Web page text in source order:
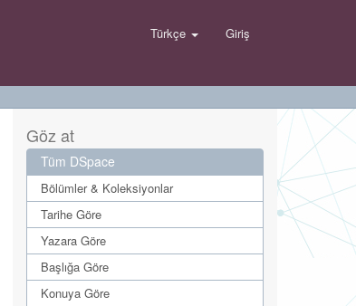
Türkçe Giriş
Göz at
Tüm DSpace
Bölümler & Koleksiyonlar
Tarihe Göre
Yazara Göre
Başlığa Göre
Konuya Göre